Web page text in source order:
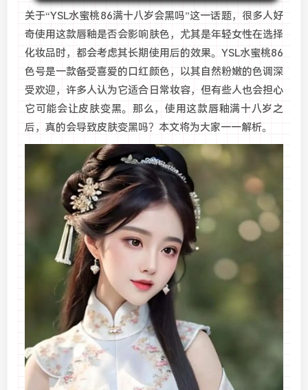
关于“YSL水蜜桃86满十八岁会黑吗”这一话题，很多人好
奇使用这款唇釉是否会影响肤色，尤其是年轻女性在选择
化妆品时，都会考虑其长期使用后的效果。YSL水蜜桃86
色号是一款备受喜爱的口红颜色，以其自然粉嫩的色调深
受欢迎，许多人认为它适合日常妆容，但有些人也会担心
它可能会让皮肤变黑。那么，使用这款唇釉满十八岁之
后，真的会导致皮肤变黑吗？本文将为大家一一解析。